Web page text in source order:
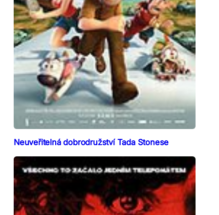
Neuveřitelná dobrodružství Tada Stonese